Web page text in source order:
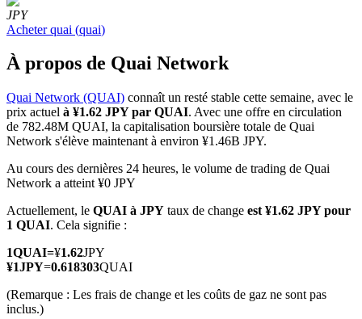
Futures COIN-M
Contrats à terme sur crypto-monnaie
TradFi
Produits dérivés sur actions, forex, métaux précieux et matières
premières
JPY
Acheter quai (quai)
À propos de Quai Network
Quai Network (QUAI) connaît un resté stable cette semaine, avec le
prix actuel à ¥1.62 JPY par QUAI. Avec une offre en circulation
de 782.48M QUAI, la capitalisation boursière totale de Quai
Network s'élève maintenant à environ ¥1.46B JPY.
Au cours des dernières 24 heures, le volume de trading de Quai
Network a atteint ¥0 JPY
Actuellement, le QUAI à JPY taux de change est ¥1.62 JPY pour
1 QUAI. Cela signifie :
1QUAI=¥1.62JPY
¥1JPY=0.618303QUAI
(Remarque : Les frais de change et les coûts de gaz ne sont pas
inclus.)